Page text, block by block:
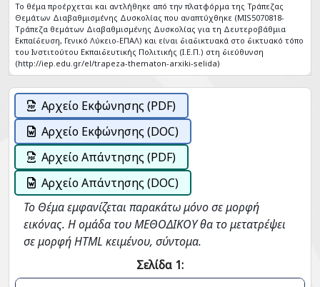
Το θέμα προέρχεται και αντλήθηκε από την πλατφόρμα της Τράπεζας
Θεμάτων Διαβαθμισμένης Δυσκολίας που αναπτύχθηκε (MIS5070818-
Tράπεζα θεμάτων Διαβαθμισμένης Δυσκολίας για τη Δευτεροβάθμια
Εκπαίδευση, Γενικό Λύκειο-ΕΠΑΛ) και είναι διαδικτυακά στο δικτυακό τόπο
του Ινστιτούτου Εκπαιδευτικής Πολιτικής (Ι.Ε.Π.) στη διεύθυνση
(http://iep.edu.gr/el/trapeza-thematon-arxiki-selida)
Αρχείο Εκφώνησης (PDF)
Αρχείο Εκφώνησης (DOC)
Αρχείο Απάντησης (PDF)
Αρχείο Απάντησης (DOC)
Το Θέμα εμφανίζεται παρακάτω μόνο σε μορφή
εικόνας. Η ομάδα του ΜΕΘΟΔΙΚΟΥ θα το μετατρέψει
σε μορφή HTML κειμένου, σύντομα.
Σελίδα 1: